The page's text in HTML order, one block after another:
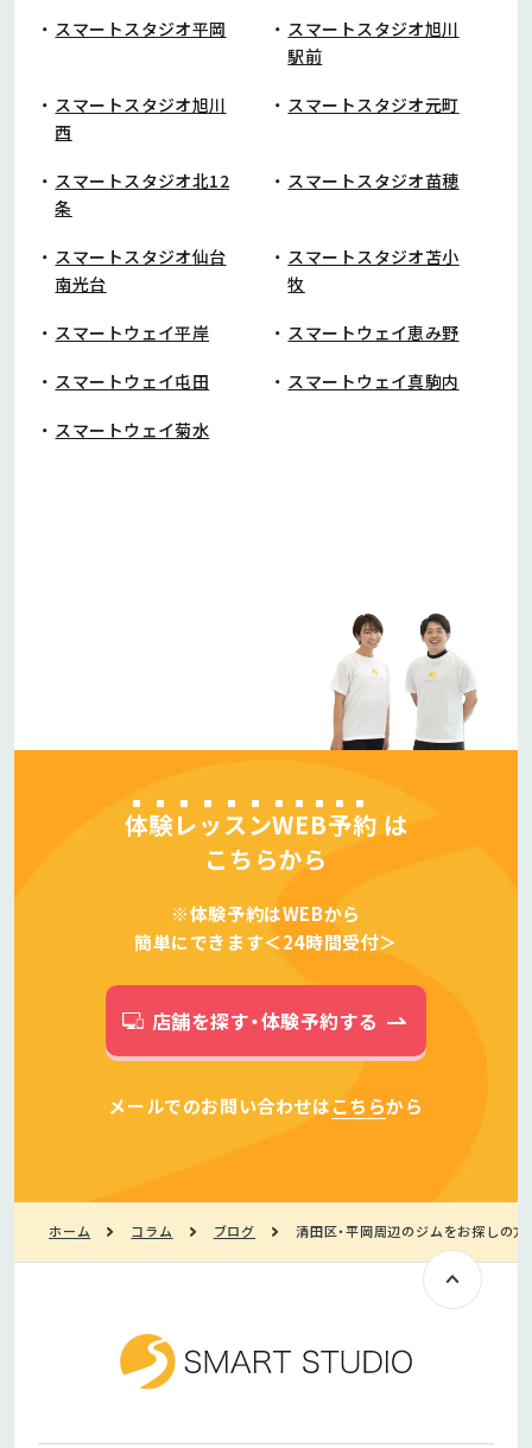
スマートスタジオ平岡
スマートスタジオ旭川
駅前
スマートスタジオ旭川
西
スマートスタジオ元町
スマートスタジオ北12
条
スマートスタジオ苗穂
スマートスタジオ仙台
南光台
スマートスタジオ苫小
牧
スマートウェイ平岸 スマートウェイ恵み野
スマートウェイ屯田 スマートウェイ真駒内
スマートウェイ菊水
体験レッスンWEB予約 は
こちらから
※体験予約はWEBから
簡単にできます＜24時間受付＞
店舗を探す・体験予約する
メールでのお問い合わせはこちらから
ホーム コラム ブログ 清田区・平岡周辺のジムをお探しの